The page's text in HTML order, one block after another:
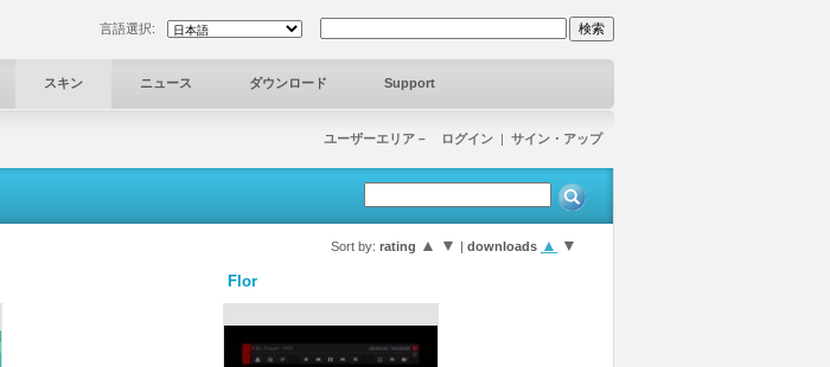
言語選択:
スキン ニュース ダウンロード Support
ユーザーエリア－ ログイン | サイン・アップ
Sort by: rating ▲ ▼ | downloads ▲ ▼
Flor